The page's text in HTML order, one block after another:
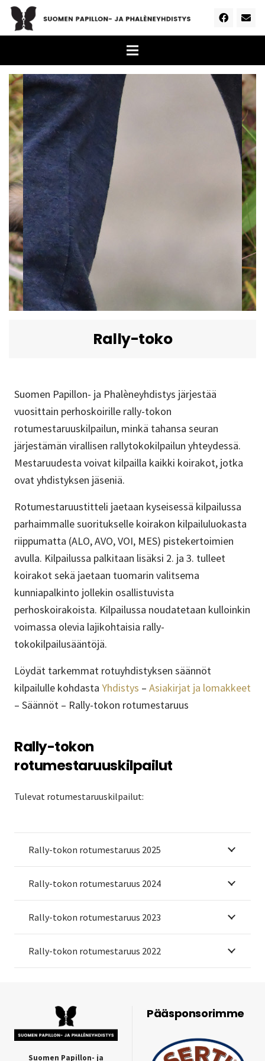
Rally-toko
Suomen Papillon- ja Phalèneyhdistys järjestää
vuosittain perhoskoirille rally-tokon
rotumestaruuskilpailun, minkä tahansa seuran
järjestämän virallisen rallytokokilpailun yhteydessä.
Mestaruudesta voivat kilpailla kaikki koirakot, jotka
ovat yhdistyksen jäseniä.
Rotumestaruustitteli jaetaan kyseisessä kilpailussa
parhaimmalle suoritukselle koirakon kilpailuluokasta
riippumatta (ALO, AVO, VOI, MES) pistekertoimien
avulla. Kilpailussa palkitaan lisäksi 2. ja 3. tulleet
koirakot sekä jaetaan tuomarin valitsema
kunniapalkinto jollekin osallistuvista
perhoskoirakoista. Kilpailussa noudatetaan kulloinkin
voimassa olevia lajikohtaisia rally-
tokokilpailusääntöjä.
Löydät tarkemmat rotuyhdistyksen säännöt
kilpailulle kohdasta Yhdistys – Asiakirjat ja lomakkeet
– Säännöt – Rally-tokon rotumestaruus
Rally-tokon
rotumestaruuskilpailut
Tulevat rotumestaruuskilpailut:
Rally-tokon rotumestaruus 2025
Rally-tokon rotumestaruus 2024
Rally-tokon rotumestaruus 2023
Rally-tokon rotumestaruus 2022
Suomen Papillon- ja
Pääsponsorimme